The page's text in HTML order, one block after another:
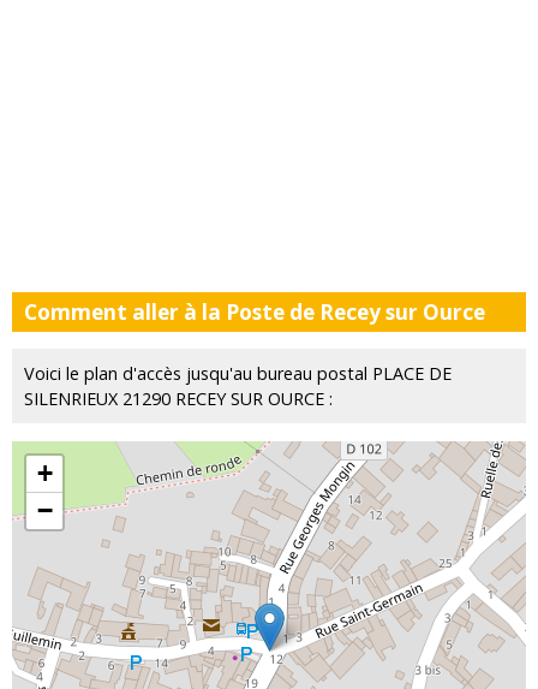
Comment aller à la Poste de Recey sur Ource
Voici le plan d'accès jusqu'au bureau postal PLACE DE
SILENRIEUX 21290 RECEY SUR OURCE :
+
−